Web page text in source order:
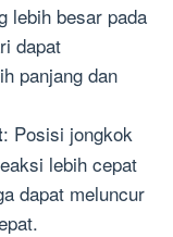
lebih besar pada
dapat
panjang dan
: Posisi jongkok
lebih cepat
dapat meluncur